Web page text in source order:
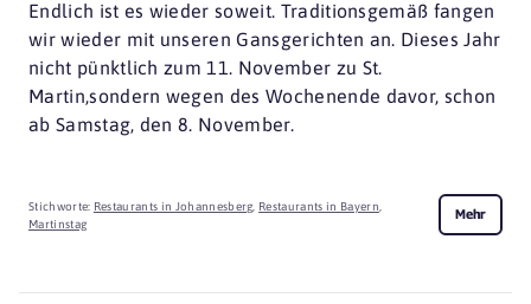
Endlich ist es wieder soweit. Traditionsgemäß fangen
wir wieder mit unseren Gansgerichten an. Dieses Jahr
nicht pünktlich zum 11. November zu St.
Martin,sondern wegen des Wochenende davor, schon
ab Samstag, den 8. November.
Stichworte: Restaurants in Johannesberg Restaurants in Bayern
Martinstag
Mehr